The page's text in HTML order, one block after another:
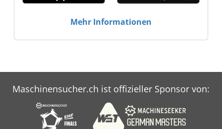
Mehr Informationen
Maschinensucher.ch ist offizieller Sponsor von: